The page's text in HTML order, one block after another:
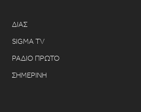
ΔΙΑΣ
SIGMA TV
ΡΑΔΙΟ ΠΡΩΤΟ
ΣΗΜΕΡΙΝΗ